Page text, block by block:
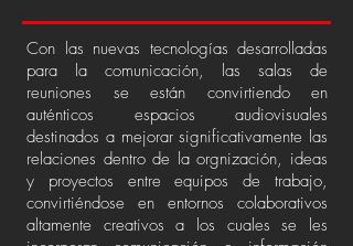
Con las nuevas tecnologías desarrolladas
para la comunicación, las salas de
reuniones se están convirtiendo en
auténticos espacios audiovisuales
destinados a mejorar significativamente las
relaciones dentro de la orgnización, ideas
y proyectos entre equipos de trabajo,
convirtiéndose en entornos colaborativos
altamente creativos a los cuales se les